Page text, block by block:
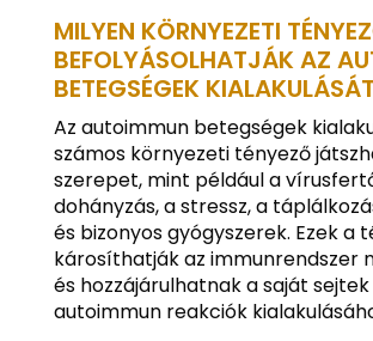
MILYEN KÖRNYEZETI
BEFOLYÁSOLHATJÁK AZ
BETEGSÉGEK
Az autoimmun betegségek
számos környezeti tényező
szerepet, mint például a
dohányzás, a stressz, a
és bizonyos gyógyszerek. Ezek a
károsíthatják az immunrendszer
és hozzájárulhatnak a saját
autoimmun reakciók